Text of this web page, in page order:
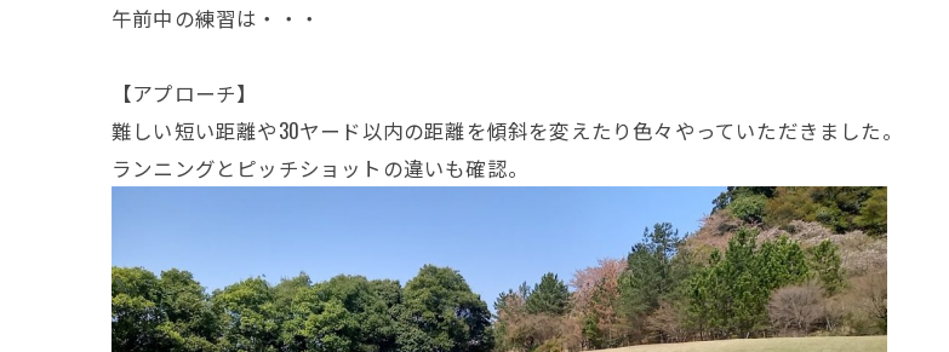
午前中の練習は・・・
【アプローチ】
難しい短い距離や30ヤード以内の距離を傾斜を変えたり色々やっていただきました。
ランニングとピッチショットの違いも確認。